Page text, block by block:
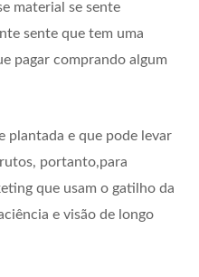
material se sente
sente que tem uma
pagar comprando algum
plantada e que pode levar
portanto,para
que usam o gatilho da
e visão de longo